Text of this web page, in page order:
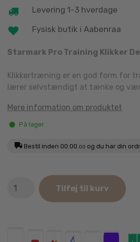
Levering 1-3 hverdage
Fysisk butik i Aabenraa
Starmark Pro Training Klikker
Klikkertræning er en god form for
lærer selvstændigt at tænke og
Mere information om produktet
På lager
Bestil inden 00:00. 00 og du har din
Pro
Tilføj til kurv